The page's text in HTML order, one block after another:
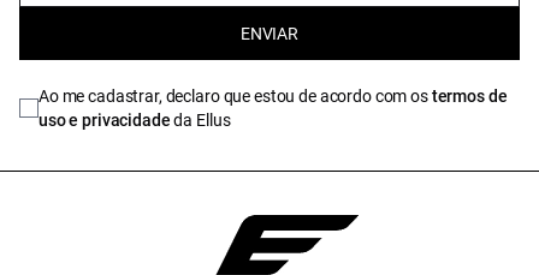
ENVIAR
Ao me cadastrar, declaro que estou de acordo com ostermos de
uso e privacidadeda Ellus